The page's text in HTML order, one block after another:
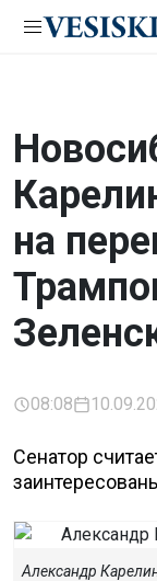
на
08:08
Сенатор
Александр